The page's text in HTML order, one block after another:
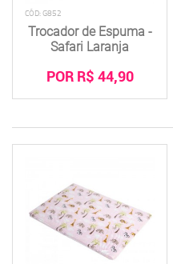
CÓD: G852
Trocador de Espuma -
Safari Laranja
POR R$ 44,90